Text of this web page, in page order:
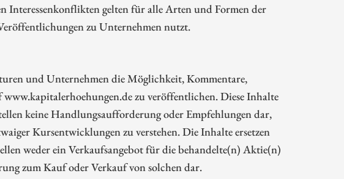
Interessenkonflikten gelten für alle Arten und Formen der
zu Unternehmen nutzt.
und Unternehmen die Möglichkeit, Kommentare,
zu veröffentlichen. Diese Inhalte
keine Handlungsaufforderung oder Empfehlungen dar,
Kursentwicklungen zu verstehen. Die Inhalte ersetzen
weder ein Verkaufsangebot für die behandelte(n) Aktie(n)
zum Kauf oder Verkauf von solchen dar.